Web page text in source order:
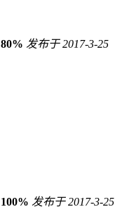
80% 发布于 2017-3-25
100% 发布于 2017-3-25